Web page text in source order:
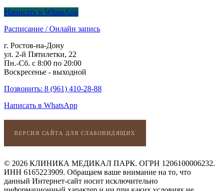
Написать в WhatsApp
Расписание / Онлайн запись
г. Ростов-на-Дону
ул. 2-й Пятилетки, 22
Пн.-Сб. с 8:00 по 20:00
Воскресенье - выходной
Позвонить: 8 (961) 410-28-88
Написать в WhatsApp
ВЕРСИЯ САЙТА ДЛЯ СЛАБОВИДЯЩИХ
© 2026 КЛИНИКА МЕДИКАЛ ПАРК. ОГРН 1206100006232.
ИНН 6165223909. Обращаем ваше внимание на то, что
данный Интернет-сайт носит исключительно